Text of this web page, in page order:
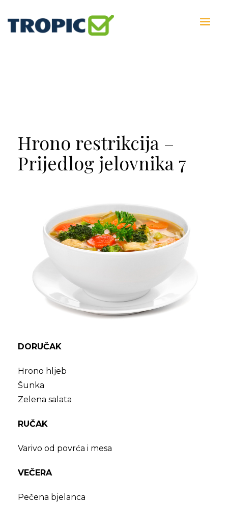
Hrono restrikcija –
Prijedlog jelovnika 7
DORUČAK
Hrono hljeb
Šunka
Zelena salata
RUČAK
Varivo od povrća i mesa
VEČERA
Pečena bjelanca